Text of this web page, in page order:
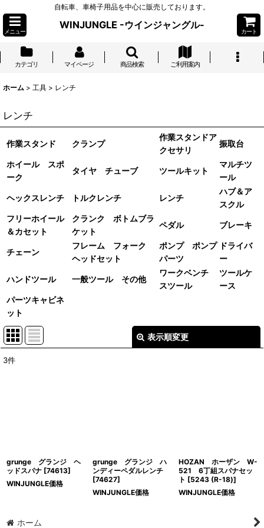
自転車、車椅子用品を中心に販売しております。
メニュー
WINJUNGLE -ウインジャングル-
カート
カテゴリ マイページ 商品検索 ご利用案内
ホーム > 工具 > レンチ
レンチ
作業スタンド クランプ
作業スタンドア
クセサリ
振取台
ホイール スポ
ーク
タイヤ チューブ ツールキット
マルチツ
ール
ヘックスレンチ トルクレンチ レンチ
ハブ＆ア
スクル
フリーホイール
＆カセット
クランク ボトムブラ
ケット
ペダル ブレーキ
チェーン
フレーム フォーク
ヘッドセット
ポンプ ポンプ
パーツ
ドライバ
ー
ハンドツール 一般ツール その他
ワークベンチ
スツール
ツールケ
ース
パーツキャビネ
ット
表示順変更
3件
grunge グランジ ヘ
ッドスパナ [74613]
WINJUNGLE価格
grunge グランジ ハ
ンディーペダルレンチ
[74627]
WINJUNGLE価格
HOZAN ホーザン W-
521 6丁組スパナセッ
ト [5243 (R-18)]
WINJUNGLE価格
ホーム